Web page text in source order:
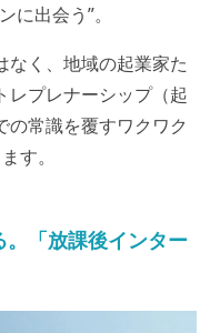
に出会う”。
なく、地域の起業家た
レプレナーシップ（起
常識を覆すワクワク
す。
「放課後インター